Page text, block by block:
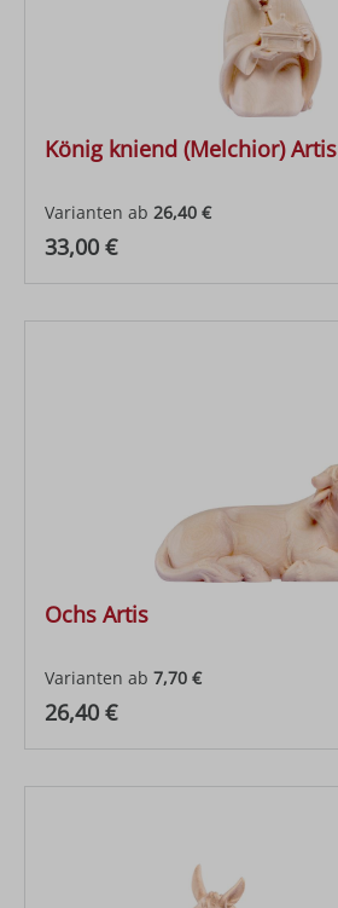
König kniend (Melchior) Artis
Varianten ab 26,40 €
Regulärer Preis:
33,00 €
Ochs Artis
Varianten ab 7,70 €
Regulärer Preis:
26,40 €